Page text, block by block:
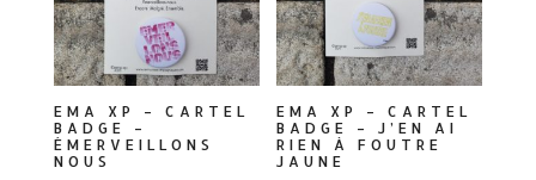
EMA XP – CARTEL
BADGE –
ÉMERVEILLONS
NOUS
EMA XP – CARTEL
BADGE – J’EN AI
RIEN À FOUTRE
JAUNE